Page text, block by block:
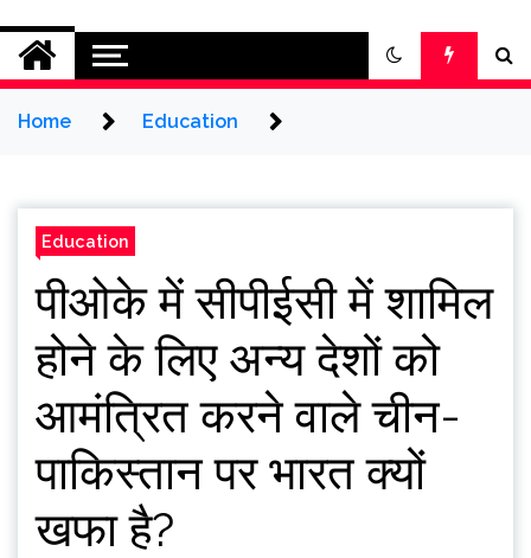
Home Education
Education
पीओके में सीपीईसी में शामिल
होने के लिए अन्य देशों को
आमंत्रित करने वाले चीन-
पाकिस्तान पर भारत क्यों
खफा है?